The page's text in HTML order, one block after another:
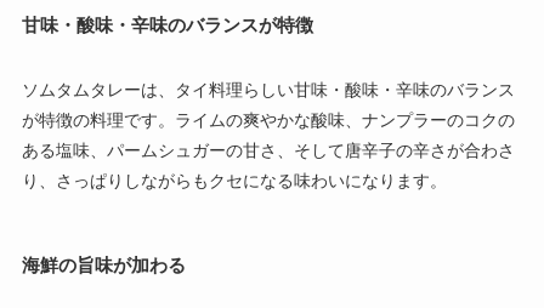
甘味・酸味・辛味のバランスが特徴
ソムタムタレーは、タイ料理らしい甘味・酸味・辛味のバランス
が特徴の料理です。ライムの爽やかな酸味、ナンプラーのコクの
ある塩味、パームシュガーの甘さ、そして唐辛子の辛さが合わさ
り、さっぱりしながらもクセになる味わいになります。
海鮮の旨味が加わる